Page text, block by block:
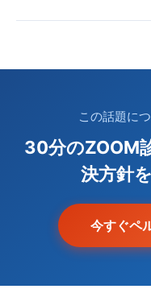
この話題に
30分のZOOM
決方針
今すぐペ